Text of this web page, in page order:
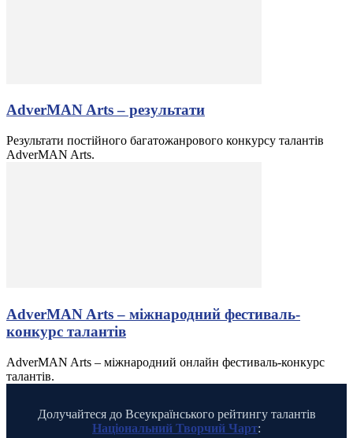
AdverMAN Arts – результати
Результати постійного багатожанрового конкурсу талантів
AdverMAN Arts.
AdverMAN Arts – міжнародний фестиваль-
конкурс талантів
AdverMAN Arts – міжнародний онлайн фестиваль-конкурс
талантів.
Долучайтеся до Всеукраїнського рейтингу талантів
Національний Творчий Чарт: